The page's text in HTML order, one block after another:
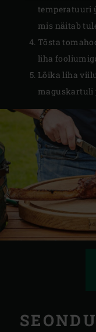
temperatuuri
mis näitab
Tõsta
liha
Lõika liha
maguskartuli